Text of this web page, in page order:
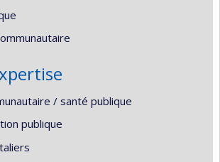
/ santé publique
publique